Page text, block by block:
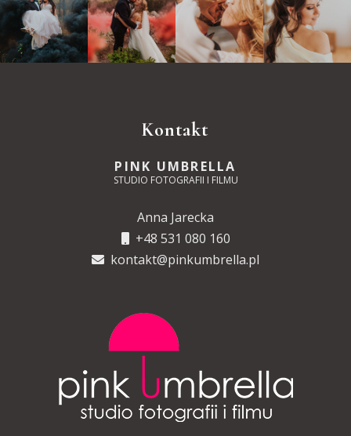
Kontakt
PINK UMBRELLA
STUDIO FOTOGRAFII I FILMU
Anna Jarecka
+48 531 080 160
kontakt@pinkumbrella.pl